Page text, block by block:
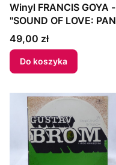
Winyl FRANCIS GOYA -
"SOUND OF LOVE: PAN
FLUTE ALBUM" 1991
Poland
Cena
49,00 zł
Do koszyka